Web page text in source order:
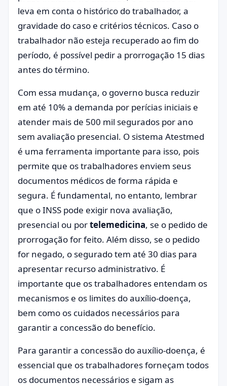
leva em conta o histórico do trabalhador, a
gravidade do caso e critérios técnicos. Caso o
trabalhador não esteja recuperado ao fim do
período, é possível pedir a prorrogação 15 dias
antes do término.
Com essa mudança, o governo busca reduzir
em até 10% a demanda por perícias iniciais e
atender mais de 500 mil segurados por ano
sem avaliação presencial. O sistema Atestmed
é uma ferramenta importante para isso, pois
permite que os trabalhadores enviem seus
documentos médicos de forma rápida e
segura. É fundamental, no entanto, lembrar
que o INSS pode exigir nova avaliação,
presencial ou portelemedicina, se o pedido de
prorrogação for feito. Além disso, se o pedido
for negado, o segurado tem até 30 dias para
apresentar recurso administrativo. É
importante que os trabalhadores entendam os
mecanismos e os limites do auxílio-doença,
bem como os cuidados necessários para
garantir a concessão do benefício.
Para garantir a concessão do auxílio-doença, é
essencial que os trabalhadores forneçam todos
os documentos necessários e sigam as